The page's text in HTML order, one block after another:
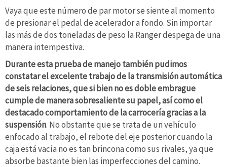
Vaya que este número de par motor se siente al momento
de presionar el pedal de acelerador a fondo. Sin importar
las más de dos toneladas de peso la Ranger despega de una
manera intempestiva.
Durante esta prueba de manejo también pudimos
constatar el excelente trabajo de la transmisión automática
de seis relaciones, que si bien no es doble embrague
cumple de manera sobresaliente su papel, así como el
destacado comportamiento de la carrocería gracias a la
suspensión. No obstante que se trata de un vehículo
enfocado al trabajo, el rebote del eje posterior cuando la
caja está vacía no es tan brincona como sus rivales, ya que
absorbe bastante bien las imperfecciones del camino.